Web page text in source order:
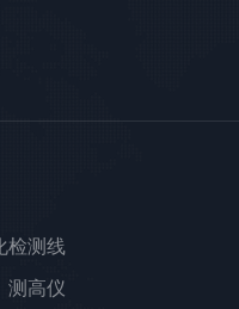
检测线
测高仪